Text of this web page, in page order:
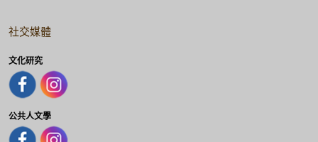
社交媒體
文化研究
公共人文學